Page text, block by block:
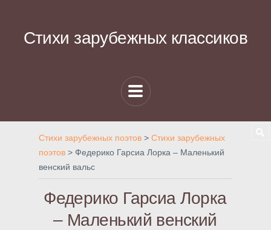
Стихи зарубежных классиков
Стихи зарубежных поэтов > Стихи зарубежных
поэтов > Федерико Гарсиа Лорка – Маленький
венский вальс
Федерико Гарсиа Лорка
– Маленький венский